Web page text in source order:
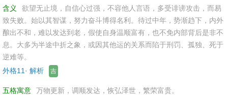
含义
欲望无止境，自信心过强，不容他人言语，多受诽谤攻击，而易
致失败。始以其智谋，努力奋斗博得名利。待过中年，势渐趋下，内外
酿出不和，难以发达到老，假使自身温顺富有，也不免内部背后是非不
息。大多为半途中折之象，或因其他运的关系而陷于刑罚、孤独、死于
逆难等。
外格11· 解析
吉
五格寓意 万物更新，调顺发达，恢弘泽世，繁荣富贵。